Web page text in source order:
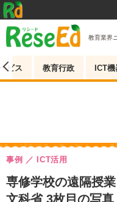
教育業界
ビス 教育行政 ICT機
専修学校の遠隔授
文科省 3枚目の写真
事例 ICT活用